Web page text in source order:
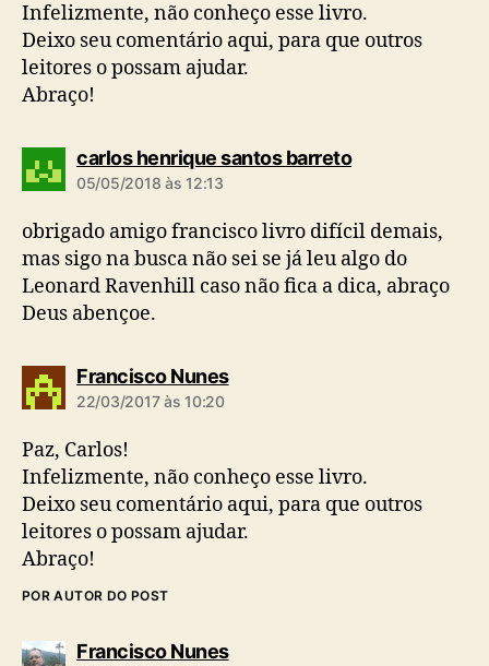
Infelizmente, não conheço esse livro.
Deixo seu comentário aqui, para que outros
leitores o possam ajudar.
Abraço!
carlos henrique santos barretod
:
05/05/2018 às 12:13
obrigado amigo francisco livro difícil demais,
mas sigo na busca não sei se já leu algo do
Leonard Ravenhill caso não fica a dica, abraço
Deus abençoe.
Francisco Nunesd
22/03/2017 às 10:20
Paz, Carlos!
Infelizmente, não conheço esse livro.
Deixo seu comentário aqui, para que outros
leitores o possam ajudar.
Abraço!
POR AUTOR DO POST
Francisco Nunesd